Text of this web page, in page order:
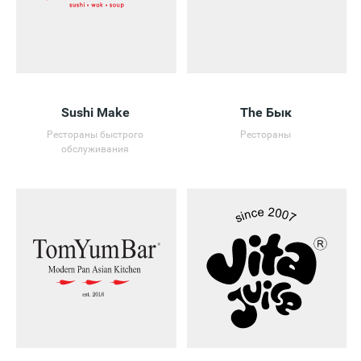
Sushi Make
Рестораны быстрого
обслуживания
The Бык
Рестораны